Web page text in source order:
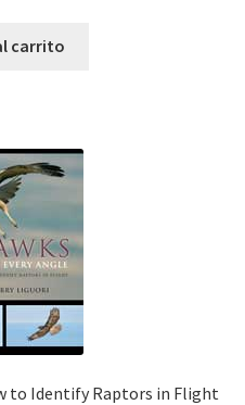
carrito
to Identify Raptors in Flight